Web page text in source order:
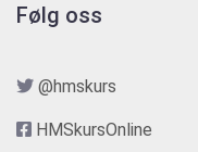
Følg oss
@hmskurs
HMSkursOnline